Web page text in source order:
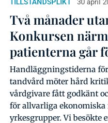
TILLSTÅNDSPLIKT 30 april
Två månader
Konkursen
patienterna går
Handläggningstiderna
tandvård möter hård
vårdgivare fått godkänt
för allvarliga
yrkesgrupper. Vi besökte